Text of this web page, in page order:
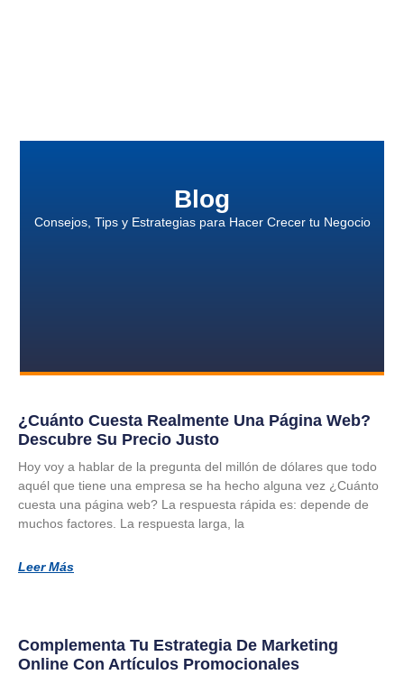
Blog
Consejos, Tips y Estrategias para Hacer Crecer tu Negocio
¿Cuánto Cuesta Realmente Una Página Web?
Descubre Su Precio Justo
Hoy voy a hablar de la pregunta del millón de dólares que todo
aquél que tiene una empresa se ha hecho alguna vez ¿Cuánto
cuesta una página web? La respuesta rápida es: depende de
muchos factores. La respuesta larga, la
Leer Más
Complementa Tu Estrategia De Marketing
Online Con Artículos Promocionales